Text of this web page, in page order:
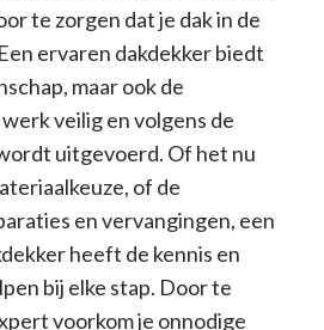
te zorgen dat je dak in de
ervaren dakdekker biedt
maar ook de
veilig en volgens de
uitgevoerd. Of het nu
of de
en vervangingen, een
heeft de kennis en
bij elke stap. Door te
voorkom je onnodige